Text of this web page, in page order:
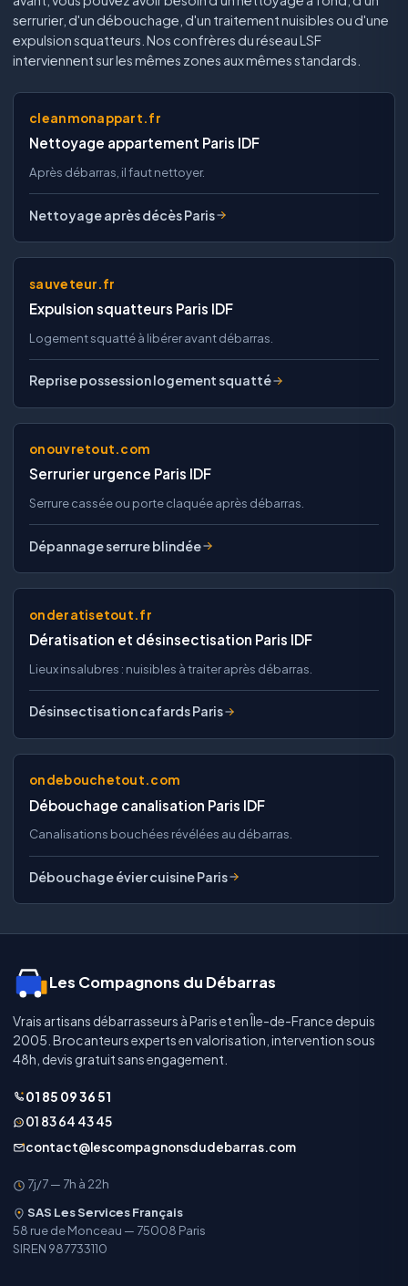
serrurier, d'un débouchage, d'un traitement nuisibles ou d'une
expulsion squatteurs. Nos confrères du réseau LSF
interviennent sur les mêmes zones aux mêmes standards.
cleanmonappart.fr
Nettoyage appartement Paris IDF
Après débarras, il faut nettoyer.
Nettoyage après décès Paris
sauveteur.fr
Expulsion squatteurs Paris IDF
Logement squatté à libérer avant débarras.
Reprise possession logement squatté
onouvretout.com
Serrurier urgence Paris IDF
Serrure cassée ou porte claquée après débarras.
Dépannage serrure blindée
onderatisetout.fr
Dératisation et désinsectisation Paris IDF
Lieux insalubres : nuisibles à traiter après débarras.
Désinsectisation cafards Paris
ondebouchetout.com
Débouchage canalisation Paris IDF
Canalisations bouchées révélées au débarras.
Débouchage évier cuisine Paris
Les Compagnons du Débarras
Vrais artisans débarrasseurs à Paris et en Île-de-France depuis
2005. Brocanteurs experts en valorisation, intervention sous
48h, devis gratuit sans engagement.
01 85 09 36 51
01 83 64 43 45
contact@lescompagnonsdudebarras.com
7j/7 — 7h à 22h
SAS Les Services Français
58 rue de Monceau — 75008 Paris
SIREN 987733110